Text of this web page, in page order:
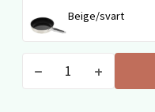
Beige/svart
Molde -